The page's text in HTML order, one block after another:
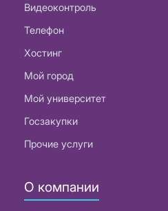
Видеоконтроль
Телефон
Хостинг
Мой город
Мой университет
Госзакупки
Прочие услуги
О компании